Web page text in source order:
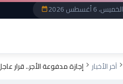
الخميس، 6 أغسطس 2026
آخر الأخبار إجازة مدفوعة الأجر.. قرار